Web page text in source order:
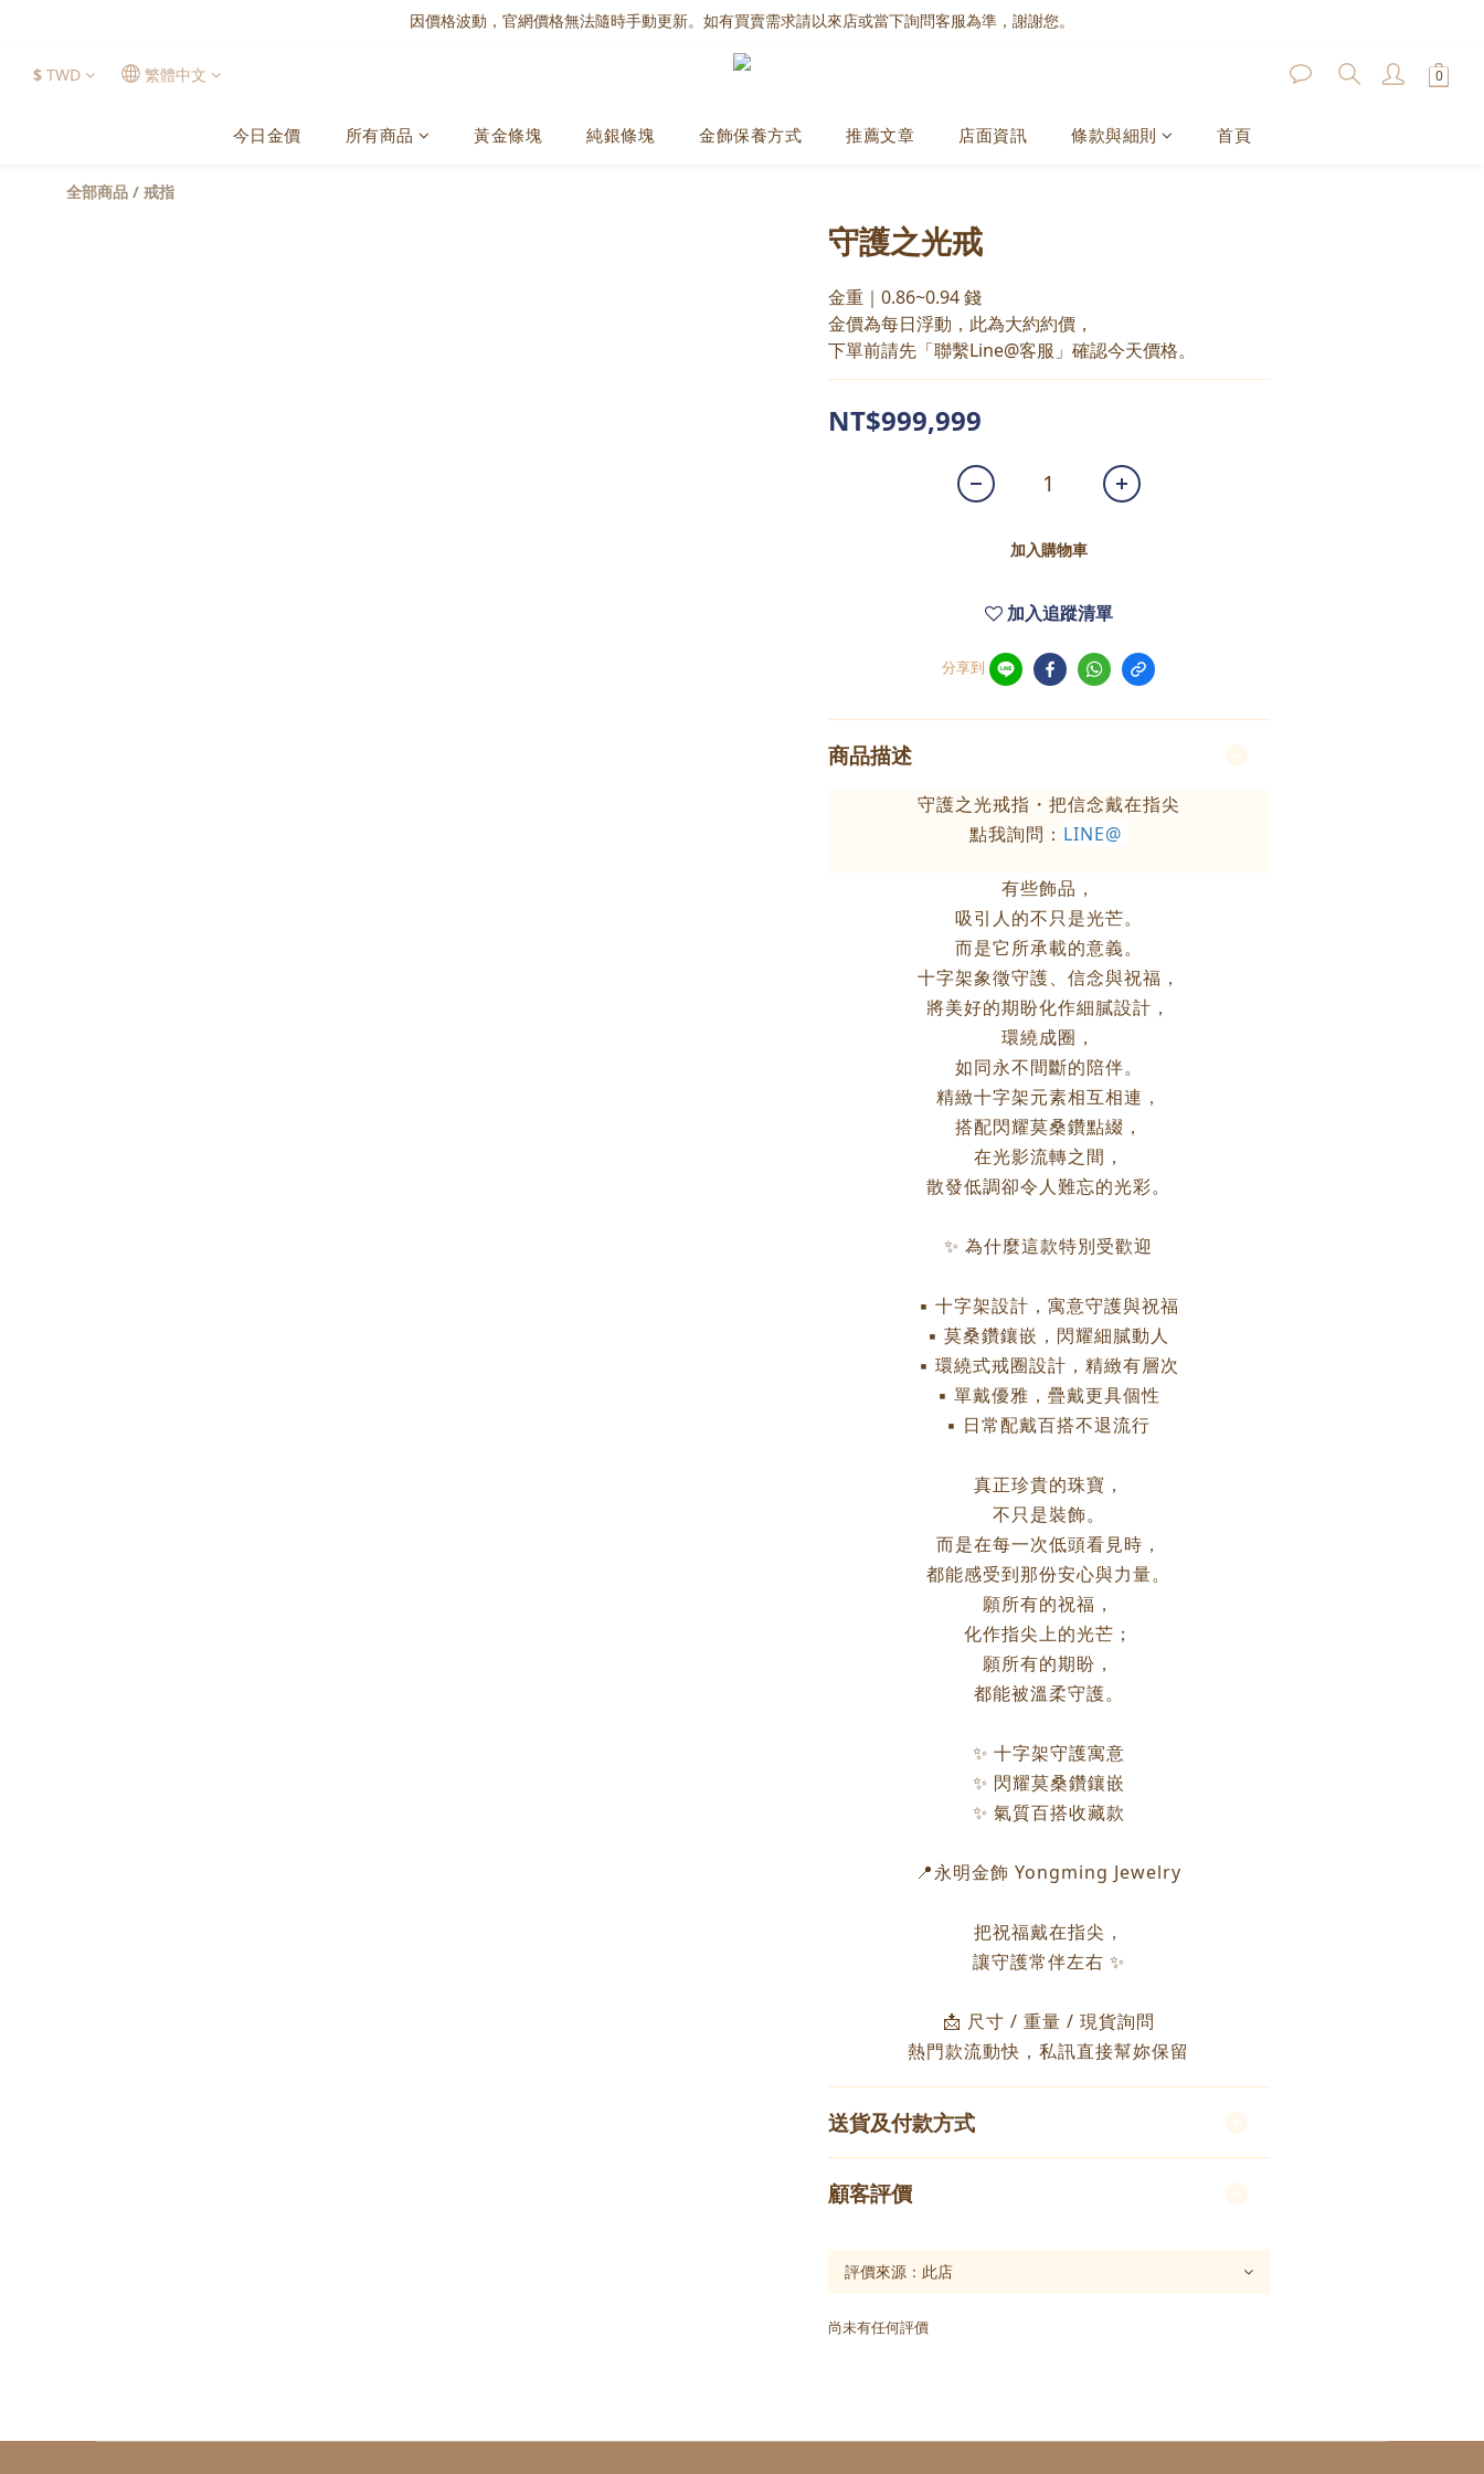
因價格波動，官網價格無法隨時手動更新。如有買賣需求請以來店或當下詢問客服為準，謝謝您。
$ TWD 繁體中文
今日金價 所有商品 黃金條塊 純銀條塊 金飾保養方式 推薦文章 店面資訊 條款與細則 首頁
全部商品 / 戒指
守護之光戒
金重｜0.86~0.94 錢
金價為每日浮動，此為大約約價，
下單前請先「聯繫Line@客服」確認今天價格。
NT$999,999
加入購物車
加入追蹤清單
分享到
商品描述
守護之光戒指・把信念戴在指尖
點我詢問： LINE@
有些飾品，
吸引人的不只是光芒。
而是它所承載的意義。
十字架象徵守護、信念與祝福，
將美好的期盼化作細膩設計，
環繞成圈，
如同永不間斷的陪伴。
精緻十字架元素相互相連，
搭配閃耀莫桑鑽點綴，
在光影流轉之間，
散發低調卻令人難忘的光彩。
✨ 為什麼這款特別受歡迎
▪ 十字架設計，寓意守護與祝福
▪ 莫桑鑽鑲嵌，閃耀細膩動人
▪ 環繞式戒圈設計，精緻有層次
▪ 單戴優雅，疊戴更具個性
▪ 日常配戴百搭不退流行
真正珍貴的珠寶，
不只是裝飾。
而是在每一次低頭看見時，
都能感受到那份安心與力量。
願所有的祝福，
化作指尖上的光芒；
願所有的期盼，
都能被溫柔守護。
✨ 十字架守護寓意
✨ 閃耀莫桑鑽鑲嵌
✨ 氣質百搭收藏款
📍永明金飾 Yongming Jewelry
把祝福戴在指尖，
讓守護常伴左右 ✨
📩 尺寸 / 重量 / 現貨詢問
熱門款流動快，私訊直接幫妳保留
送貨及付款方式
顧客評價
尚未有任何評價